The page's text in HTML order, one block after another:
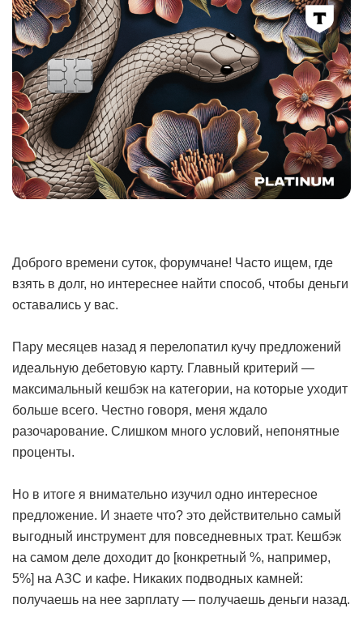
Доброго времени суток, форумчане! Часто ищем, где
взять в долг, но интереснее найти способ, чтобы деньги
оставались у вас.
Пару месяцев назад я перелопатил кучу предложений
идеальную дебетовую карту. Главный критерий —
максимальный кешбэк на категории, на которые уходит
больше всего. Честно говоря, меня ждало
разочарование. Слишком много условий, непонятные
проценты.
Но в итоге я внимательно изучил одно интересное
предложение. И знаете что? это действительно самый
выгодный инструмент для повседневных трат. Кешбэк
на самом деле доходит до [конкретный %, например,
5%] на АЗС и кафе. Никаких подводных камней:
получаешь на нее зарплату — получаешь деньги назад.